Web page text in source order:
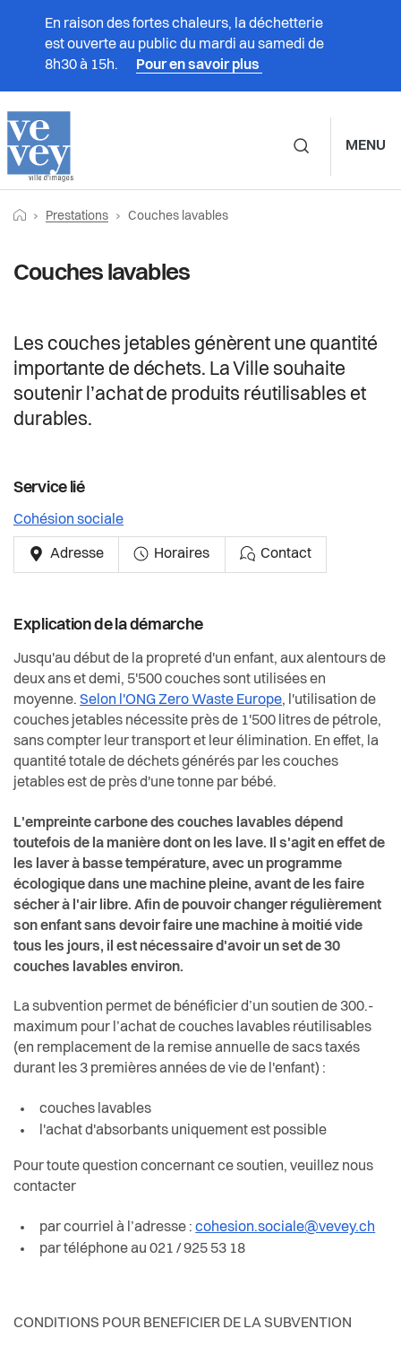
En raison des fortes chaleurs, la déchetterie
est ouverte au public du mardi au samedi de
8h30 à 15h.
Pour en savoir plus
MENU
Prestations
Vivre à Vevey
Vie politique
Actualités
FilRetourner vers la page d'accueil
Prestations Page actuelle:
Couches lavables
Couches lavables
Les couches jetables génèrent une quantité
importante de déchets. La Ville souhaite
soutenir l’achat de produits réutilisables et
durables.
Service lié
Cohésion sociale
Adresse Horaires Contact
Explication de la démarche
Jusqu'au début de la propreté d'un enfant, aux alentours de
deux ans et demi, 5'500 couches sont utilisées en
moyenne. Selon l'ONG Zero Waste Europe, l'utilisation de
couches jetables nécessite près de 1'500 litres de pétrole,
sans compter leur transport et leur élimination. En effet, la
quantité totale de déchets générés par les couches
jetables est de près d'une tonne par bébé.
L'empreinte carbone des couches lavables dépend
toutefois de la manière dont on les lave. Il s'agit en effet de
les laver à basse température, avec un programme
écologique dans une machine pleine, avant de les faire
sécher à l'air libre. Afin de pouvoir changer régulièrement
son enfant sans devoir faire une machine à moitié vide
tous les jours, il est nécessaire d'avoir un set de 30
couches lavables environ.
La subvention permet de bénéficier d’un soutien de 300.-
maximum pour l’achat de couches lavables réutilisables
(en remplacement de la remise annuelle de sacs taxés
durant les 3 premières années de vie de l'enfant) :
couches lavables
l'achat d'absorbants uniquement est possible
Pour toute question concernant ce soutien, veuillez nous
contacter
par courriel à l’adresse :cohesion.sociale@vevey.ch
par téléphone au 021 / 925 53 18
CONDITIONS POUR BENEFICIER DE LA SUBVENTION